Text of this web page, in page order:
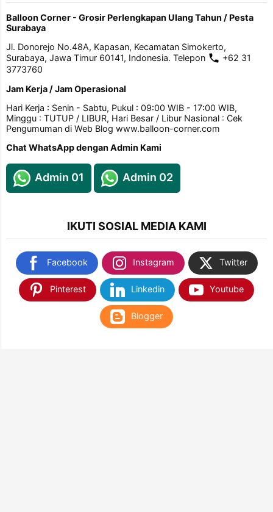
Balloon Corner - Grosir Perlengkapan Ulang Tahun / Pesta
Surabaya
Jl. Donorejo No.48A, Kapasan, Kecamatan Simokerto,
Surabaya, Jawa Timur 60141, Indonesia. Telepon
+62 31
3773760
Jam Kerja / Jam Operasional
Hari Kerja : Senin - Sabtu, Pukul : 09:00 WIB - 17:00 WIB,
Minggu : TUTUP / LIBUR, Hari Besar / Libur Nasional : Cek
Pengumuman di Web Blog www.balloon-corner.com
Chat WhatsApp dengan Admin Kami
Admin 01 Admin 02
IKUTI SOSIAL MEDIA KAMI
Facebook Instagram Twitter
Pinterest Linkedin Youtube
Blogger